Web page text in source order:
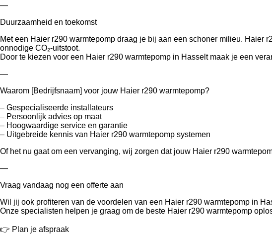
—
Duurzaamheid en toekomst
Met een Haier r290 warmtepomp draag je bij aan een schoner milieu. Haier
onnodige CO₂-uitstoot.
Door te kiezen voor een Haier r290 warmtepomp in Hasselt maak je een
—
Waarom [Bedrijfsnaam] voor jouw Haier r290 warmtepomp?
– Gespecialiseerde installateurs
– Persoonlijk advies op maat
– Hoogwaardige service en garantie
– Uitgebreide kennis van Haier r290 warmtepomp systemen
Of het nu gaat om een vervanging, wij zorgen dat jouw Haier r290
—
Vraag vandaag nog een offerte aan
Wil jij ook profiteren van de voordelen van een Haier r290 warmtepomp in
Onze specialisten helpen je graag om de beste Haier r290 warmtepomp
👉 Plan je afspraak